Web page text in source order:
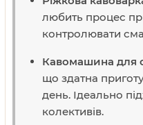
любить процес
контролювати
Кавомашина для
що здатна
день. Ідеально
колективів.